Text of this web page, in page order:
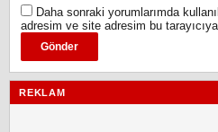
Daha sonraki yorumlarımda
adresim ve site adresim bu
REKLAM